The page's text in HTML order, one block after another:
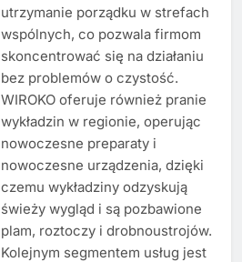
utrzymanie porządku w strefach
wspólnych, co pozwala firmom
skoncentrować się na działaniu
bez problemów o czystość.
WIROKO oferuje również pranie
wykładzin w regionie, operując
nowoczesne preparaty i
nowoczesne urządzenia, dzięki
czemu wykładziny odzyskują
świeży wygląd i są pozbawione
plam, roztoczy i drobnoustrojów.
Kolejnym segmentem usług jest